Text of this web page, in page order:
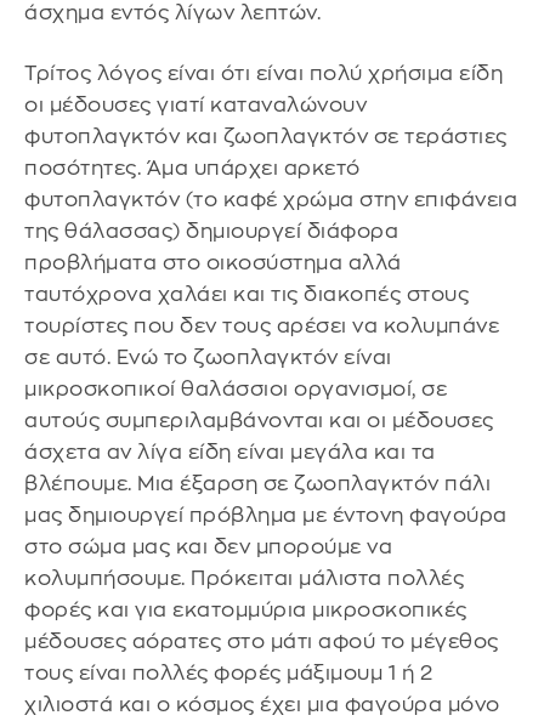
άσχημα εντός λίγων λεπτών.
Τρίτος λόγος είναι ότι είναι πολύ χρήσιμα είδη
οι μέδουσες γιατί καταναλώνουν
φυτοπλαγκτόν και ζωοπλαγκτόν σε τεράστιες
ποσότητες. Άμα υπάρχει αρκετό
φυτοπλαγκτόν (το καφέ χρώμα στην επιφάνεια
της θάλασσας) δημιουργεί διάφορα
προβλήματα στο οικοσύστημα αλλά
ταυτόχρονα χαλάει και τις διακοπές στους
τουρίστες που δεν τους αρέσει να κολυμπάνε
σε αυτό. Ενώ το ζωοπλαγκτόν είναι
μικροσκοπικοί θαλάσσιοι οργανισμοί, σε
αυτούς συμπεριλαμβάνονται και οι μέδουσες
άσχετα αν λίγα είδη είναι μεγάλα και τα
βλέπουμε. Μια έξαρση σε ζωοπλαγκτόν πάλι
μας δημιουργεί πρόβλημα με έντονη φαγούρα
στο σώμα μας και δεν μπορούμε να
κολυμπήσουμε. Πρόκειται μάλιστα πολλές
φορές και για εκατομμύρια μικροσκοπικές
μέδουσες αόρατες στο μάτι αφού το μέγεθος
τους είναι πολλές φορές μάξιμουμ 1 ή 2
χιλιοστά και ο κόσμος έχει μια φαγούρα μόνο